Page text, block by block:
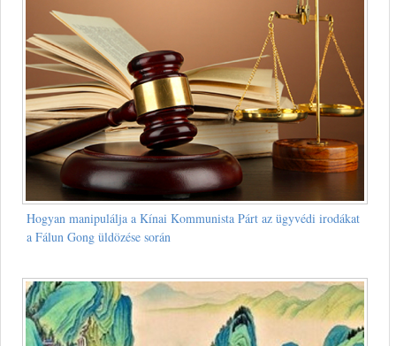
Hogyan manipulálja a Kínai Kommunista Párt az ügyvédi irodákat
a Fálun Gong üldözése során